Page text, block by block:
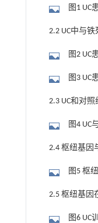
图1 UC
因分析
2.2 UC中与铁
图2 UC
图3 UC
PPI分析
2.3 UC和对
检查点差异分析
图4 UC
疫浸润差
2.4 枢纽基因
基因的相关性
图5 枢
细胞的关系
2.5 枢纽基因
图6 UC